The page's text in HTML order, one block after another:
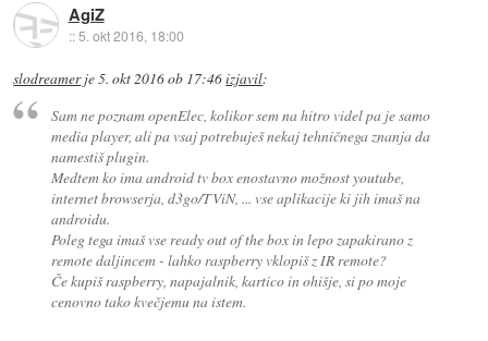
AgiZ
::5. okt 2016, 18:00
slodreamerje5. okt 2016 ob 17:46izjavil:
Sam ne poznam openElec, kolikor sem na hitro videl pa je samo
media player, ali pa vsaj potrebuješ nekaj tehničnega znanja da
namestiš plugin.
Medtem ko ima android tv box enostavno možnost youtube,
internet browserja, d3go/TViN, ... vse aplikacije ki jih imaš na
androidu.
Poleg tega imaš vse ready out of the box in lepo zapakirano z
remote daljincem - lahko raspberry vklopiš z IR remote?
Če kupiš raspberry, napajalnik, kartico in ohišje, si po moje
cenovno tako kvečjemu na istem.